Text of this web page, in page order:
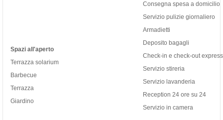
Spazi all'aperto
Terrazza solarium
Barbecue
Terrazza
Giardino
Consegna spesa a domicilio
Servizio pulizie giornaliero
Armadietti
Deposito bagagli
Check-in e check-out express
Servizio stireria
Servizio lavanderia
Reception 24 ore su 24
Servizio in camera